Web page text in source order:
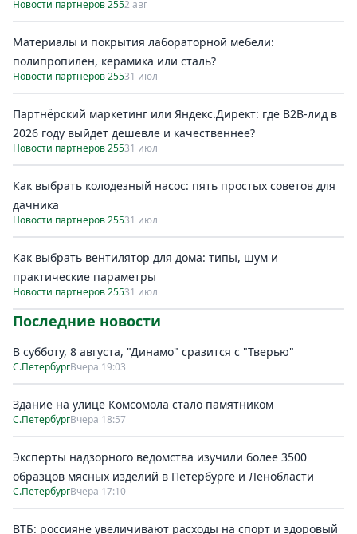
Новости партнеров 2552 авг
Материалы и покрытия лабораторной мебели:
полипропилен, керамика или сталь?
Новости партнеров 25531 июл
Партнёрский маркетинг или Яндекс.Директ: где B2B-лид в
2026 году выйдет дешевле и качественнее?
Новости партнеров 25531 июл
Как выбрать колодезный насос: пять простых советов для
дачника
Новости партнеров 25531 июл
Как выбрать вентилятор для дома: типы, шум и
практические параметры
Новости партнеров 25531 июл
Последние новости
В субботу, 8 августа, "Динамо" сразится с "Тверью"
С.ПетербургВчера 19:03
Здание на улице Комсомола стало памятником
С.ПетербургВчера 18:57
Эксперты надзорного ведомства изучили более 3500
образцов мясных изделий в Петербурге и Ленобласти
С.ПетербургВчера 17:10
ВТБ: россияне увеличивают расходы на спорт и здоровый